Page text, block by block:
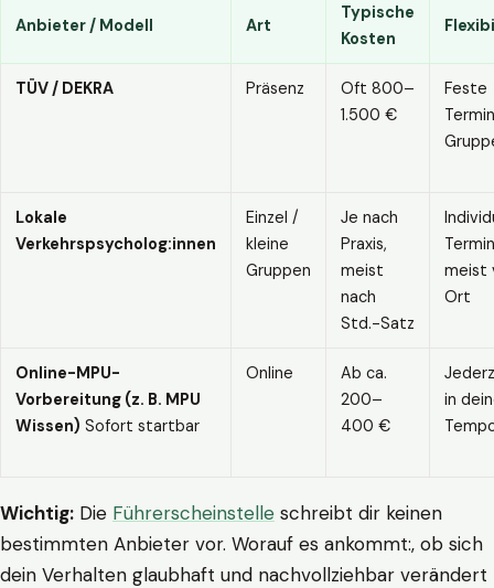
Anbieter / Modell Art
Typische
Kosten
TÜV / DEKRA Präsenz
Oft 800–
1.500 €
Feste
Lokale
Verkehrspsycholog:innen
Einzel /
kleine
Gruppen
Je nach
Praxis,
meist
nach
Std.-Satz
meist
Ort
Online-MPU-
Vorbereitung (z. B. MPU
Wissen) Sofort startbar
Online
Ab ca.
200–
400 €
in
Wichtig: Die Führerscheinstelle schreibt dir keinen
bestimmten Anbieter vor. Worauf es ankommt:, ob sich
dein Verhalten glaubhaft und nachvollziehbar verändert